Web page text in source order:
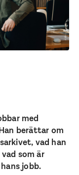
med
berättar om
vad han
som är
jobb.